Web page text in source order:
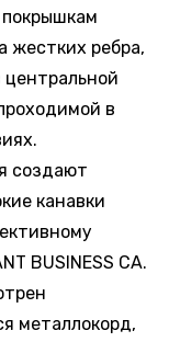
жестких ребра,
в
создают
канавки
BUSINESS CA.
металлокорд,